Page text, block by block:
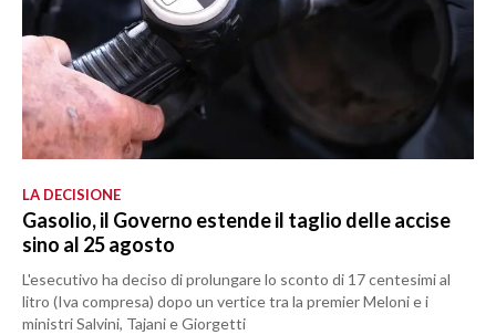
LA DECISIONE
Gasolio, il Governo estende il taglio delle accise
sino al 25 agosto
L'esecutivo ha deciso di prolungare lo sconto di 17 centesimi al
litro (Iva compresa) dopo un vertice tra la premier Meloni e i
ministri Salvini, Tajani e Giorgetti